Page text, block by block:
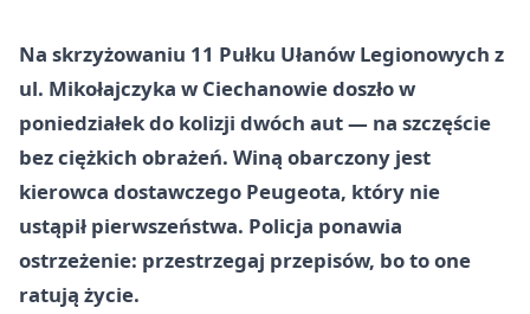
Na skrzyżowaniu 11 Pułku Ułanów Legionowych z
ul. Mikołajczyka w Ciechanowie doszło w
poniedziałek do kolizji dwóch aut — na szczęście
bez ciężkich obrażeń. Winą obarczony jest
kierowca dostawczego Peugeota, który nie
ustąpił pierwszeństwa. Policja ponawia
ostrzeżenie: przestrzegaj przepisów, bo to one
ratują życie.